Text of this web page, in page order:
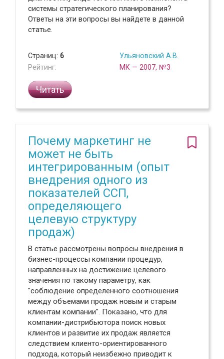
системы стратегического планирования?
Ответы на эти вопросы вы найдете в данной
статье.
Страниц: 6
Рейтинг:
Ульяновский А.В.
МК — 2007, №3
Читать
Почему маркетинг не
может не быть
интегрированным (опыт
внедрения одного из
показателей ССП,
определяющего
целевую структуру
продаж)
В статье рассмотрены вопросы внедрения в
бизнес-процессы компании процедур,
направленных на достижение целевого
значения по такому параметру, как
"соблюдение определенного соотношения
между объемами продаж новым и старым
клиентам компании". Показано, что для
компании-дистрибьютора поиск новых
клиентов и развитие их продаж является
следствием клиенто-ориентированного
подхода, который неизбежно приводит к